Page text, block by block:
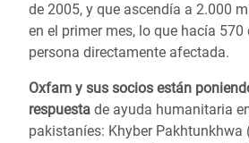
de 2005, y que ascendía a 2.000
en el primer mes, lo que hacía 570
persona directamente afectada.
Oxfam y sus socios están
respuesta de ayuda humanitaria
pakistaníes: Khyber Pakhtunkhwa